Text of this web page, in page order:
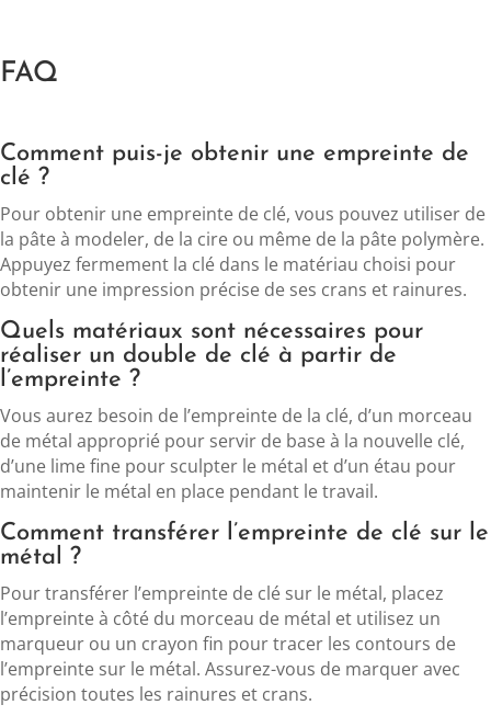
FAQ
Comment puis-je obtenir une empreinte de
clé ?
Pour obtenir une empreinte de clé, vous pouvez utiliser de
la pâte à modeler, de la cire ou même de la pâte polymère.
Appuyez fermement la clé dans le matériau choisi pour
obtenir une impression précise de ses crans et rainures.
Quels matériaux sont nécessaires pour
réaliser un double de clé à partir de
l’empreinte ?
Vous aurez besoin de l’empreinte de la clé, d’un morceau
de métal approprié pour servir de base à la nouvelle clé,
d’une lime fine pour sculpter le métal et d’un étau pour
maintenir le métal en place pendant le travail.
Comment transférer l’empreinte de clé sur le
métal ?
Pour transférer l’empreinte de clé sur le métal, placez
l’empreinte à côté du morceau de métal et utilisez un
marqueur ou un crayon fin pour tracer les contours de
l’empreinte sur le métal. Assurez-vous de marquer avec
précision toutes les rainures et crans.